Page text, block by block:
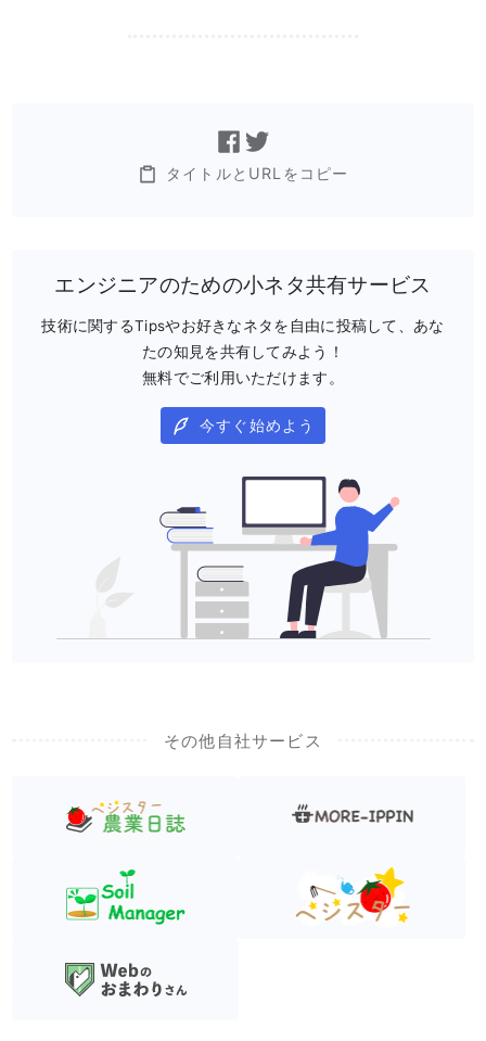
タイトルとURLをコピー
エンジニアのための小ネタ共有サービス
技術に関するTipsやお好きなネタを自由に投稿して、あな
たの知見を共有してみよう！
無料でご利用いただけます。
今すぐ始めよう
その他自社サービス